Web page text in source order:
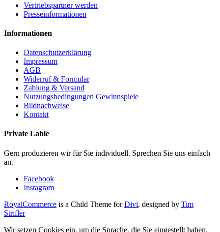
Vertriebspartner werden
Presseinformationen
Informationen
Datenschutzerklärung
Impressum
AGB
Widerruf & Formular
Zahlung & Versand
Nutzungsbedingungen Gewinnspiele
Bildnachweise
Kontakt
Private Lable
Gern produzieren wir für Sie individuell. Sprechen Sie uns einfach
an.
Facebook
Instagram
RoyalCommerce is a Child Theme forDivi, designed by Tim
Strifler
Wir setzen Cookies ein, um die Sprache, die Sie eingestellt haben,